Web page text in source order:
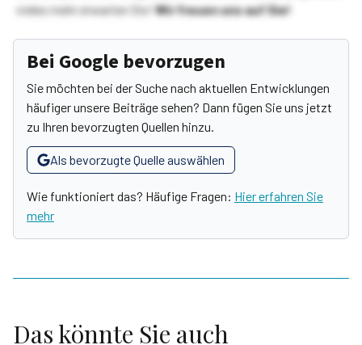
vieles mehr erwarten Sie!Wir freuen uns auf Sie!
Bei Google bevorzugen
Sie möchten bei der Suche nach aktuellen Entwicklungen
häufiger unsere Beiträge sehen? Dann fügen Sie uns jetzt
zu Ihren bevorzugten Quellen hinzu.
Als bevorzugte Quelle auswählen
Wie funktioniert das? Häufige Fragen: Hier erfahren Sie
mehr
Das könnte Sie auch